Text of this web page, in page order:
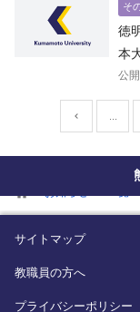
home
そ
徳
本
公
サイトマップ
教職員の方へ
プライバシーポリシー